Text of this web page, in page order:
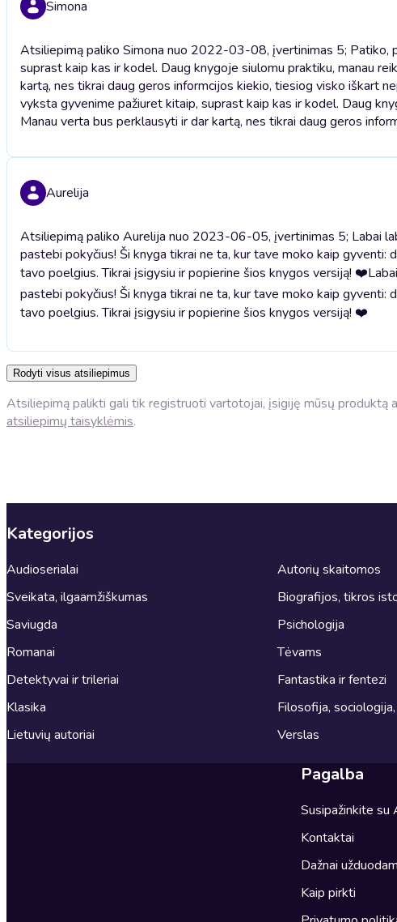
Simona
Atsiliepimą paliko Simona nuo 2022-03-08, įvertinimas 5; Patiko,
suprast kaip kas ir kodel. Daug knygoje siulomu praktiku, manau
kartą, nes tikrai daug geros informcijos kiekio, tiesiog visko iškart
vyksta gyvenime pažiuret kitaip, suprast kaip kas ir kodel. Daug
Manau verta bus perklausyti ir dar kartą, nes tikrai daug geros
Aurelija
Atsiliepimą paliko Aurelija nuo 2023-06-05, įvertinimas 5; Labai
pastebi pokyčius! Ši knyga tikrai ne ta, kur tave moko kaip
tavo poelgius. Tikrai įsigysiu ir popierine šios knygos versiją! ❤️
pastebi pokyčius! Ši knyga tikrai ne ta, kur tave moko kaip
tavo poelgius. Tikrai įsigysiu ir popierine šios knygos versiją! ❤️
Rodyti visus atsiliepimus
Atsiliepimą palikti gali tik registruoti vartotojai, įsigiję mūsų produktą
atsiliepimų taisyklėmis.
Kategorijos
Audioserialai
Sveikata, ilgaamžiškumas
Saviugda
Romanai
Detektyvai ir trileriai
Klasika
Lietuvių autoriai
Autorių skaitomos
Biografijos, tikros
Psichologija
Tėvams
Fantastika ir fentezi
Filosofija,
Verslas
Pagalba
Susipažinkite su
Kontaktai
Dažnai
Kaip pirkti